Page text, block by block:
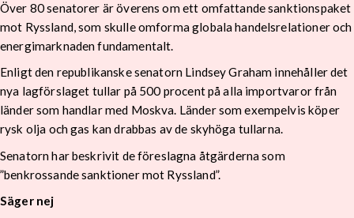
Över 80 senatorer är överens om ett omfattande sanktionspaket
mot Ryssland, som skulle omforma globala handelsrelationer och
energimarknaden fundamentalt.
Enligt den republikanske senatorn Lindsey Graham innehåller det
nya lagförslaget tullar på 500 procent på alla importvaror från
länder som handlar med Moskva. Länder som exempelvis köper
rysk olja och gas kan drabbas av de skyhöga tullarna.
Senatorn har beskrivit de föreslagna åtgärderna som
”benkrossande sanktioner mot Ryssland”.
Säger nej